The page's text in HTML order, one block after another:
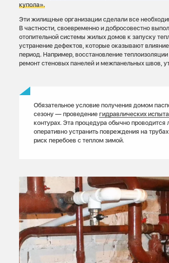
купола».
Эти жилищные организации сделали все
В частности, своевременно и добросовестно
отопительной системы жилых домов к запуску
устранение дефектов, которые оказывают
период. Например, восстановление
ремонт стеновых панелей и межпанельных швов,
Обязательное условие получения домом
сезону — проведение гидравлических
контурах. Эта процедура обычно проводится
оперативно устранить повреждения на
риск перебоев с теплом зимой.